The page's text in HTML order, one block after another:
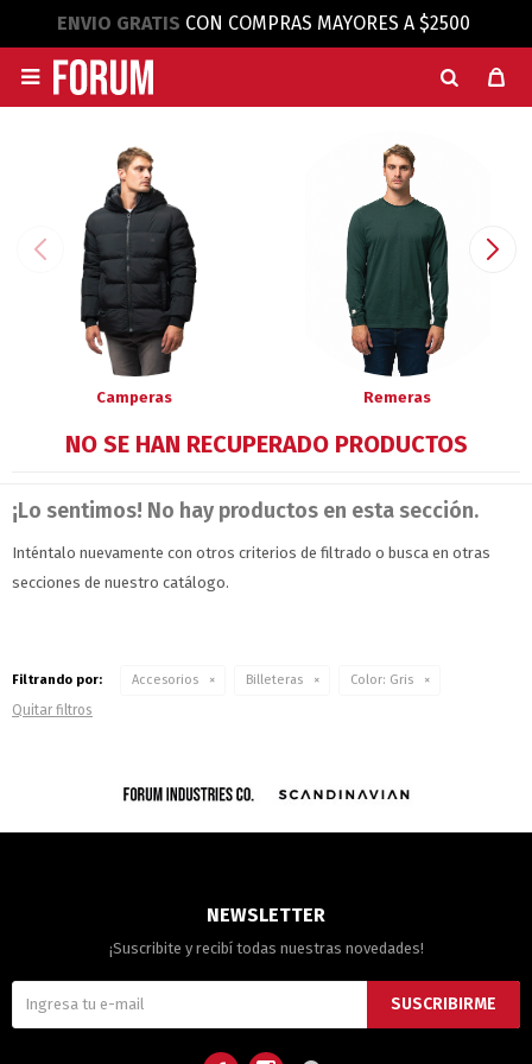
ENVIO GRATIS CON COMPRAS MAYORES A $2500

Camperas Remeras
NO SE HAN RECUPERADO PRODUCTOS
¡Lo sentimos! No hay productos en esta sección.
Inténtalo nuevamente con otros criterios de filtrado o busca en otras
secciones de nuestro catálogo.
Filtrando por: Accesorios Billeteras Color: Gris
Quitar filtros
NEWSLETTER
¡Suscribite y recibí todas nuestras novedades!
SUSCRIBIRME